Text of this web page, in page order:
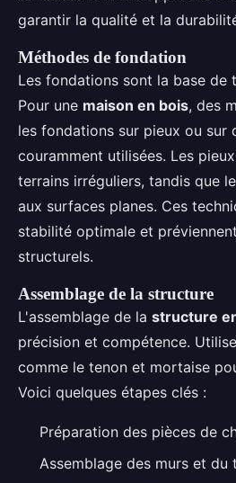
garantir la qualité et la
Méthodes de fondation
Les fondations sont la base de
Pour une maison en bois, des
les fondations sur pieux ou sur
couramment utilisées. Les
terrains irréguliers, tandis que
aux surfaces planes. Ces
stabilité optimale et
structurels.
Assemblage de la structure
L'assemblage de la structure
précision et compétence.
comme le tenon et mortaise
Voici quelques étapes clés :
Préparation des pièces de
Assemblage des murs et du